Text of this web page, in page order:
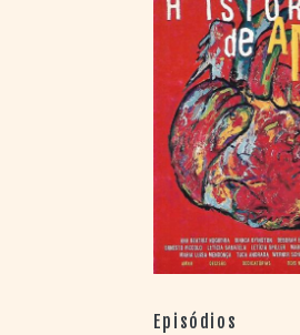
PORTAL DO
CINEMA GAÚCHO
> APRESENTAÇÃO
> BUSCA AVANÇADA
> LISTA DE FILMES
> FILMOGRAFIAS DE
CINEASTAS
> DISCOGRAFIAS
CONTATO E
Episódios